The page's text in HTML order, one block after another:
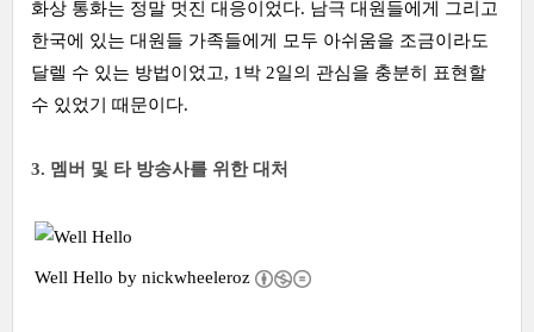
화상 통화는 정말 멋진 대응이었다. 남극 대원들에게 그리고
한국에 있는 대원들 가족들에게 모두 아쉬움을 조금이라도
달렐 수 있는 방법이었고, 1박 2일의 관심을 충분히 표현할
수 있었기 때문이다.
3. 멤버 및 타 방송사를 위한 대처
Well Hello by nickwheeleroz